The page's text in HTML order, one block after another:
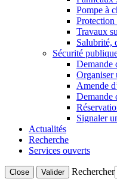
Pompe à
Travaux
Salubrité,
Sécurité
Demande
Organiser
Amende
Demande
Signaler
Actualités
Recherche
Services ouverts
Close Valider Rechercher